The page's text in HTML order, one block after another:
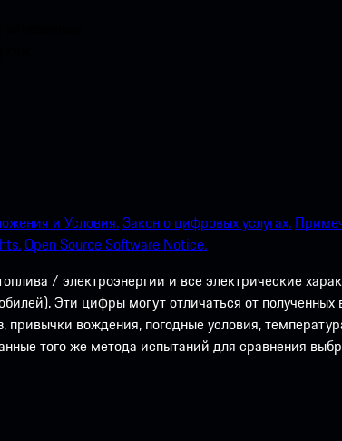
и Условия.Закон о цифровых услугах.
Open Source Software Notice.
/ электроэнергии и все электрические
Эти цифры могут отличаться от
привычки вождения, погодные условия,
того же метода испытаний для сравнения